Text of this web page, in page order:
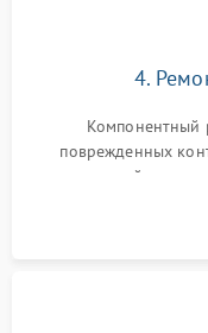
4.
Компонентный
поврежденных
двигателей,
лидара или помпы